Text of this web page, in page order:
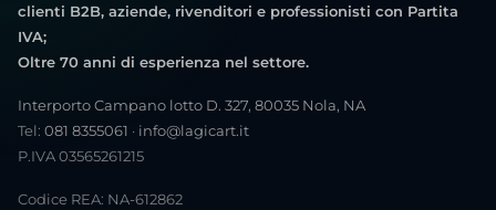
clienti B2B, aziende, rivenditori e professionisti con Partita
IVA;
Oltre 70 anni di esperienza nel settore.
Interporto Campano lotto D. 327, 80035 Nola, NA
Tel: 081 8355061 · info@lagicart.it
P.IVA 03565261215
Codice REA: NA-612862